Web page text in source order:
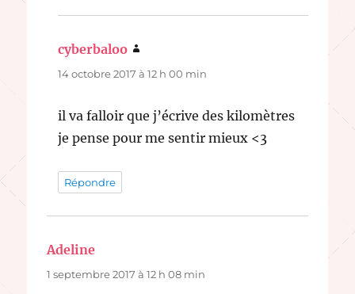
cyberbaloo
14 octobre 2017 à 12 h 00 min
il va falloir que j’écrive des kilomètres
je pense pour me sentir mieux <3
Répondre
Adeline
1 septembre 2017 à 12 h 08 min